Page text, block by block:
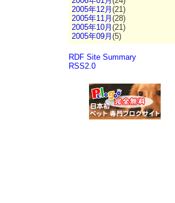
2005年12月 (21)
2005年11月 (28)
2005年10月 (21)
2005年09月 (5)
RDF Site Summary
RSS2.0